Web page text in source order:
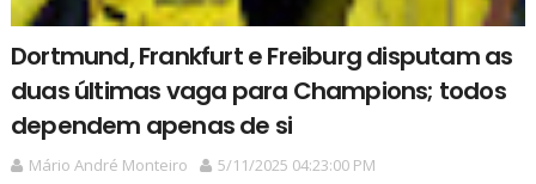
Dortmund, Frankfurt e Freiburg disputam as
duas últimas vaga para Champions; todos
dependem apenas de si
Mário André Monteiro
5/11/2025 04:23:00 PM